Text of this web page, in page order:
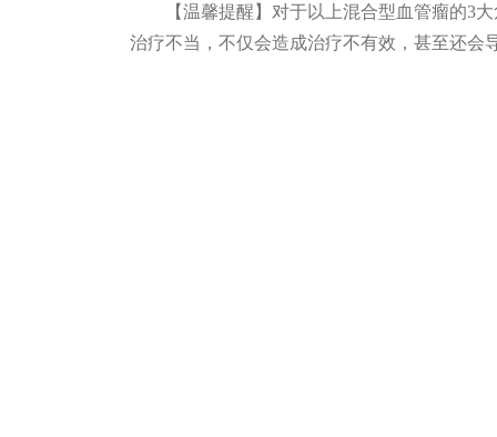
【温馨提醒】对于以上混合型血管瘤的3
治疗不当，不仅会造成治疗不有效，甚至还会